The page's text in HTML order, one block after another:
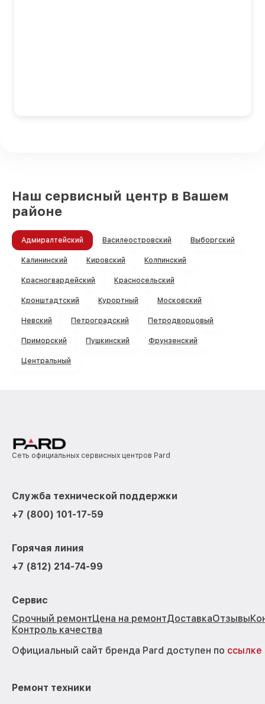
Наш сервисный центр в Вашем
районе
Адмиралтейский Василеостровский Выборгский
Калининский Кировский Колпинский
Красногвардейский Красносельский
Кронштадтский Курортный Московский
Невский Петроградский Петродворцовый
Приморский Пушкинский Фрунзенский
Центральный
Сеть официальных сервисных центров Pard
Служба технической поддержки
+7 (800) 101-17-59
Горячая линия
+7 (812) 214-74-99
Сервис
Срочный ремонтЦена на ремонтДоставкаОтзывы
Контроль качества
Официальный сайт бренда Pard доступен по ссылке
Ремонт техники